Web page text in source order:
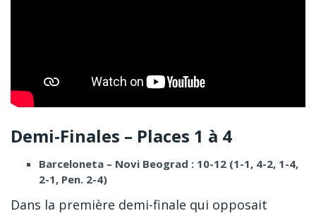
Demi-Finales – Places 1 à 4
Barceloneta – Novi Beograd : 10-12 (1-1, 4-2, 1-4,
2-1, Pen. 2-4)
Dans la première demi-finale qui opposait